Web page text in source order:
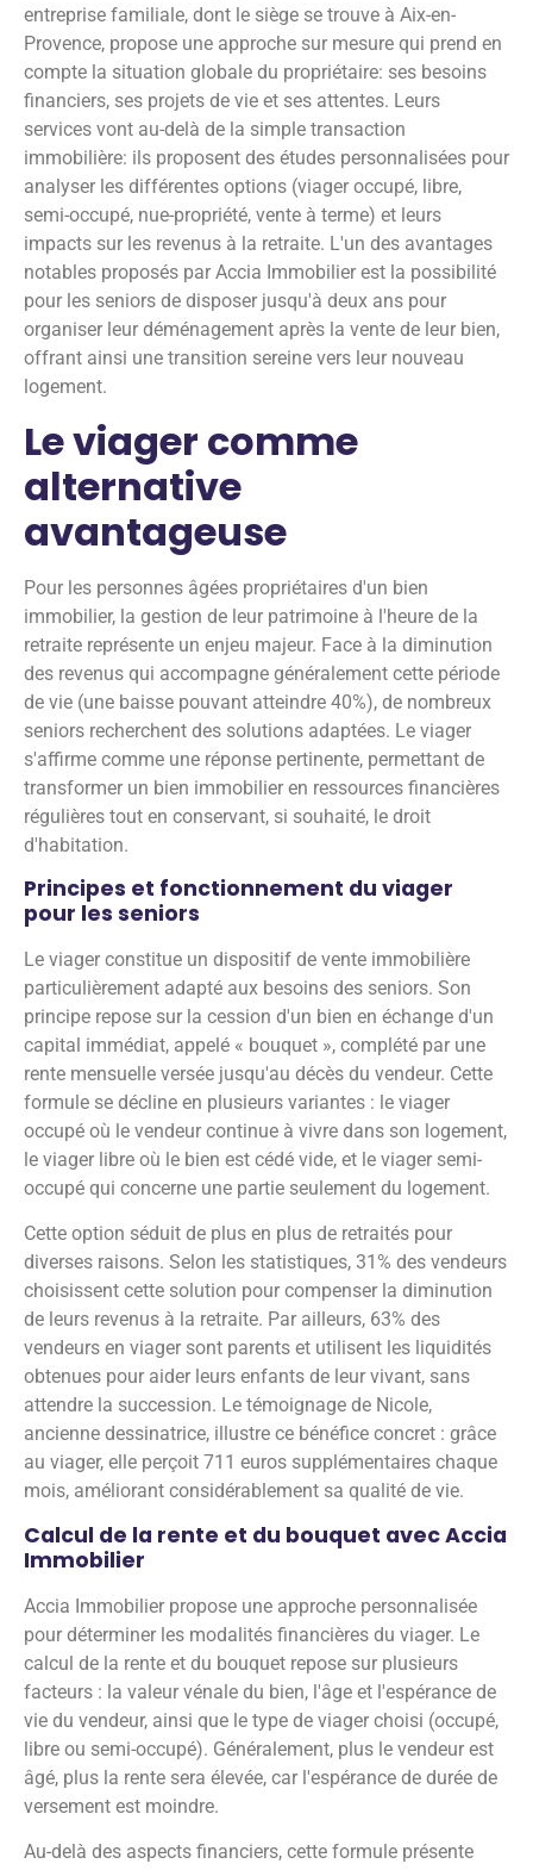
entreprise familiale, dont le siège se trouve à Aix-en-
Provence, propose une approche sur mesure qui prend en
compte la situation globale du propriétaire: ses besoins
financiers, ses projets de vie et ses attentes. Leurs
services vont au-delà de la simple transaction
immobilière: ils proposent des études personnalisées pour
analyser les différentes options (viager occupé, libre,
semi-occupé, nue-propriété, vente à terme) et leurs
impacts sur les revenus à la retraite. L'un des avantages
notables proposés par Accia Immobilier est la possibilité
pour les seniors de disposer jusqu'à deux ans pour
organiser leur déménagement après la vente de leur bien,
offrant ainsi une transition sereine vers leur nouveau
logement.
Le viager comme
alternative
avantageuse
Pour les personnes âgées propriétaires d'un bien
immobilier, la gestion de leur patrimoine à l'heure de la
retraite représente un enjeu majeur. Face à la diminution
des revenus qui accompagne généralement cette période
de vie (une baisse pouvant atteindre 40%), de nombreux
seniors recherchent des solutions adaptées. Le viager
s'affirme comme une réponse pertinente, permettant de
transformer un bien immobilier en ressources financières
régulières tout en conservant, si souhaité, le droit
d'habitation.
Principes et fonctionnement du viager
pour les seniors
Le viager constitue un dispositif de vente immobilière
particulièrement adapté aux besoins des seniors. Son
principe repose sur la cession d'un bien en échange d'un
capital immédiat, appelé « bouquet », complété par une
rente mensuelle versée jusqu'au décès du vendeur. Cette
formule se décline en plusieurs variantes : le viager
occupé où le vendeur continue à vivre dans son logement,
le viager libre où le bien est cédé vide, et le viager semi-
occupé qui concerne une partie seulement du logement.
Cette option séduit de plus en plus de retraités pour
diverses raisons. Selon les statistiques, 31% des vendeurs
choisissent cette solution pour compenser la diminution
de leurs revenus à la retraite. Par ailleurs, 63% des
vendeurs en viager sont parents et utilisent les liquidités
obtenues pour aider leurs enfants de leur vivant, sans
attendre la succession. Le témoignage de Nicole,
ancienne dessinatrice, illustre ce bénéfice concret : grâce
au viager, elle perçoit 711 euros supplémentaires chaque
mois, améliorant considérablement sa qualité de vie.
Calcul de la rente et du bouquet avec Accia
Immobilier
Accia Immobilier propose une approche personnalisée
pour déterminer les modalités financières du viager. Le
calcul de la rente et du bouquet repose sur plusieurs
facteurs : la valeur vénale du bien, l'âge et l'espérance de
vie du vendeur, ainsi que le type de viager choisi (occupé,
libre ou semi-occupé). Généralement, plus le vendeur est
âgé, plus la rente sera élevée, car l'espérance de durée de
versement est moindre.
Au-delà des aspects financiers, cette formule présente